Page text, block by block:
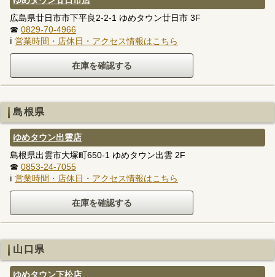
広島県廿日市市下平良2-2-1 ゆめタウン廿日市 3F
☎ 0829-70-4966
ℹ 営業時間・店休日・アクセス情報はこちら
島根県
ゆめタウン出雲店
島根県出雲市大塚町650-1 ゆめタウン出雲 2F
☎ 0853-24-7055
ℹ 営業時間・店休日・アクセス情報はこちら
山口県
ゆめタウン下松店